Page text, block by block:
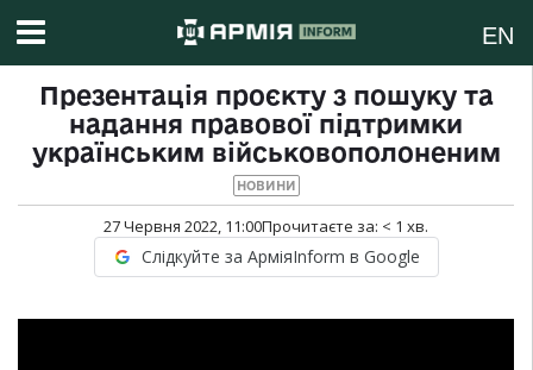
EN
Презентація проєкту з пошуку та
надання правової підтримки
українським військовополоненим
НОВИНИ
27 Червня 2022, 11:00Прочитаєте за: < 1 хв.
Слідкуйте за АрміяInform в Google